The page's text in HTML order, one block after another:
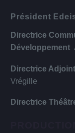
Président
Directrice
Développement
Directrice
Vrégille
Directrice